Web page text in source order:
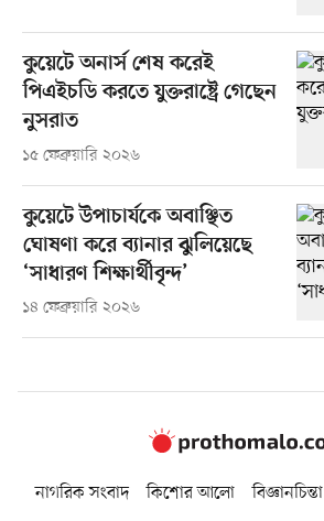
কুয়েটে অনার্স শেষ করেই
পিএইচডি করতে যুক্তরাষ্ট্রে গেছেন
নুসরাত
১৫ ফেব্রুয়ারি ২০২৬
কুয়েটে উপাচার্যকে অবাঞ্ছিত
ঘোষণা করে ব্যানার ঝুলিয়েছে
‘সাধারণ শিক্ষার্থীবৃন্দ’
১৪ ফেব্রুয়ারি ২০২৬
নাগরিক সংবাদ কিশোর আলো বিজ্ঞানচিন্তা